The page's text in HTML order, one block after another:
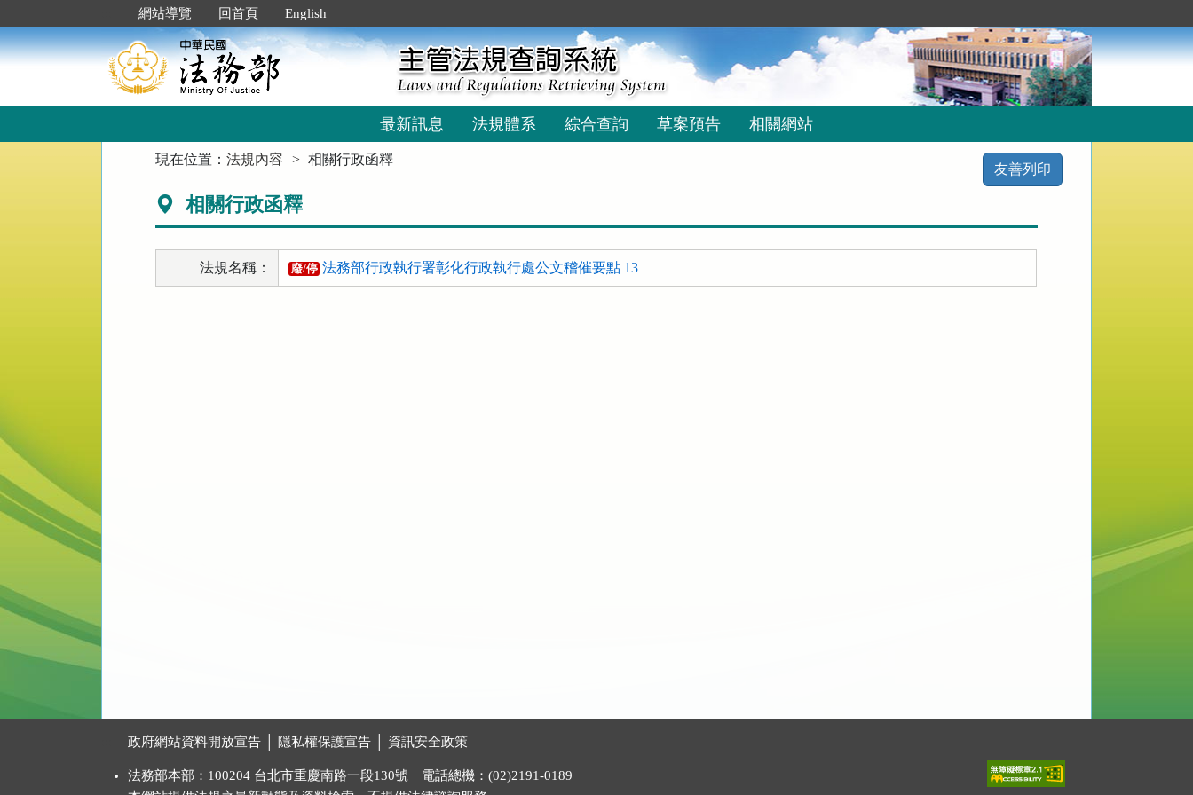
到
主
要
網站導覽 回首頁 English
最新訊息 法規體系 綜合查詢 草案預告 相關網站
現在位置：法規內容 相關行政函釋
友善列印
相關行政函釋
法規名稱： 廢/停 法務部行政執行署彰化行政執行處公文稽催要點 13
政府網站資料開放宣告 隱私權保護宣告 資訊安全政策
法務部本部：100204 台北市重慶南路一段130號 電話總機：(02)2191-0189